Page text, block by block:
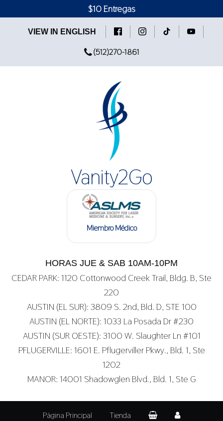
$10 Entregas
VIEW IN ENGLISH
(512)270-1861
Vanity2Go
Miembro Médico
HORAS JUE & SAB 10AM-10PM
CEDAR PARK: 1120 Cottonwood Creek Trail, Bldg. B, Ste
220
AUSTIN (EL SUR): 3809 S. 2nd, Bld. D, STE 100
AUSTIN (EL NORTE): 1033 La Posada Dr #230
AUSTIN (SUR OESTE): 3100 W. Slaughter Ln #101
PFLUGERVILLE: 1601 E. Pflugerviller Pkwy., Bld. 1, Ste
1202
MANOR: 14001 Shadowglen Blvd., Bld. 1, Ste G
Página Principal Tienda